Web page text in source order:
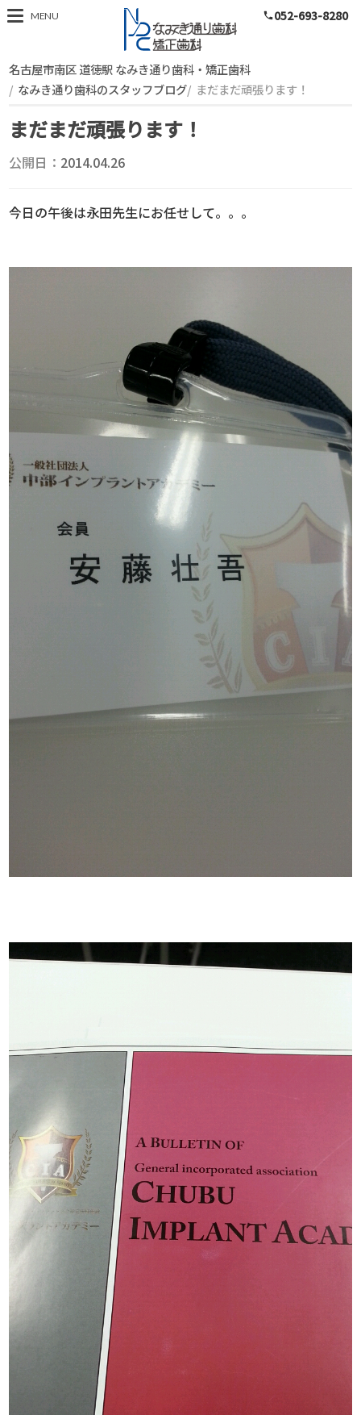
スタッフブログ
MENU phone052-693-8280
名古屋市南区 道徳駅 なみき通り歯科・矯正歯科
なみき通り歯科のスタッフブログ
まだまだ頑張ります！
まだまだ頑張ります！
公開日： 2014.04.26
今日の午後は永田先生にお任せして。。。